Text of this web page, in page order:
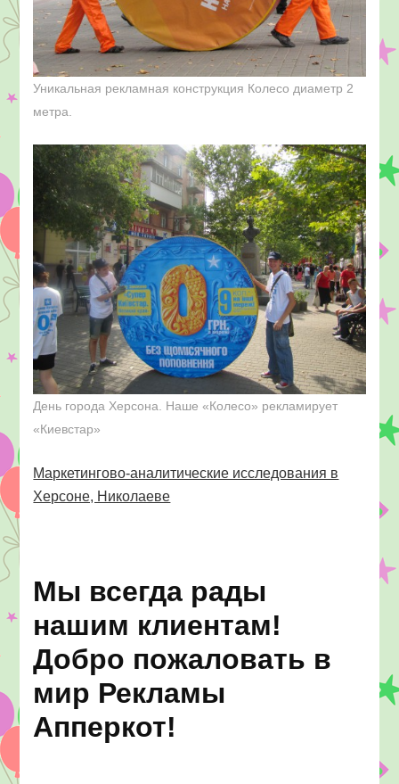
Уникальная рекламная конструкция Колесо диаметр 2
метра.
День города Херсона. Наше «Колесо» рекламирует
«Киевстар»
Маркетингово-аналитические исследования в
Херсоне, Николаеве
Мы всегда рады
нашим клиентам!
Добро пожаловать в
мир Рекламы
Апперкот!